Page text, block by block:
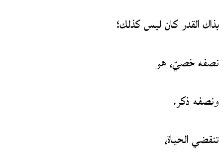
بذاك القدر كان ليس كذلك؛
نصفه خصيّ، هو
ونصفه ذكر.
تنقضي الحياة،